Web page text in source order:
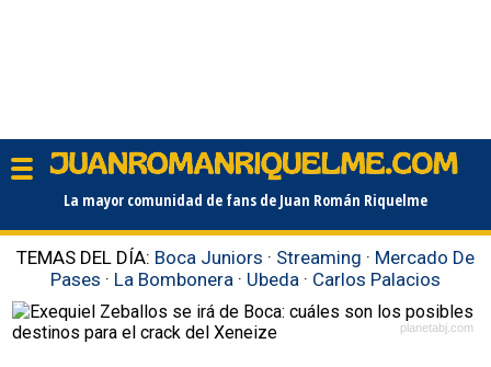
La mayor comunidad de fans de Juan Román Riquelme
TEMAS DEL DÍA: Boca Juniors · Streaming · Mercado De
Pases · La Bombonera · Ubeda · Carlos Palacios
planetabj.com